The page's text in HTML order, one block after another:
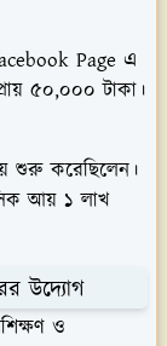
Page এ
৫০,০০০ টাকা।
শুরু করেছিলেন।
আয় ১ লাখ
উদ্যোগ
ও